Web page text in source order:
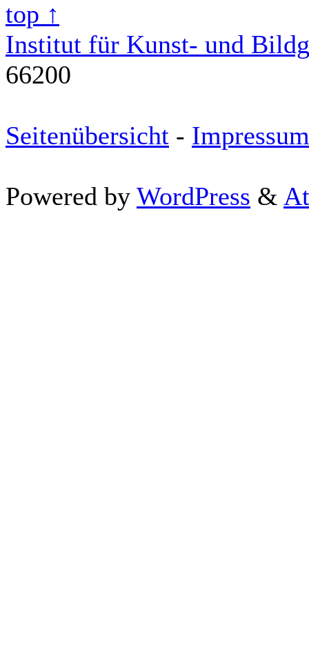
top ↑
Institut für Kunst- und
66200
Seitenübersicht - Impressum
Powered by WordPress &